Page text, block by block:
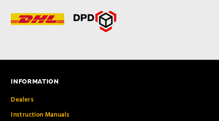
INFORMATION
Dealers
Instruction Manuals